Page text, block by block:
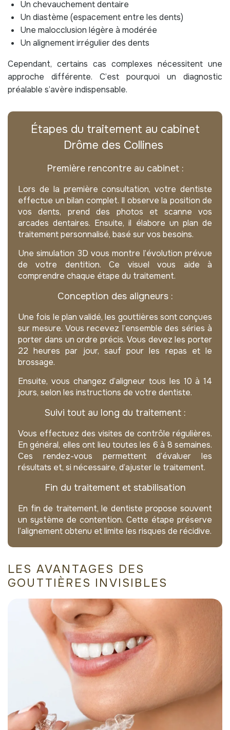
Un chevauchement dentaire
Un diastème (espacement entre les dents)
Une malocclusion légère à modérée
Un alignement irrégulier des dents
Cependant, certains cas complexes nécessitent une
approche différente. C’est pourquoi un diagnostic
préalable s’avère indispensable.
Étapes du traitement au cabinet
Drôme des Collines
Première rencontre au cabinet :
Lors de la première consultation, votre dentiste
effectue un bilan complet. Il observe la position de
vos dents, prend des photos et scanne vos
arcades dentaires. Ensuite, il élabore un plan de
traitement personnalisé, basé sur vos besoins.
Une simulation 3D vous montre l’évolution prévue
de votre dentition. Ce visuel vous aide à
comprendre chaque étape du traitement.
Conception des aligneurs :
Une fois le plan validé, les gouttières sont conçues
sur mesure. Vous recevez l’ensemble des séries à
porter dans un ordre précis. Vous devez les porter
22 heures par jour, sauf pour les repas et le
brossage.
Ensuite, vous changez d’aligneur tous les 10 à 14
jours, selon les instructions de votre dentiste.
Suivi tout au long du traitement :
Vous effectuez des visites de contrôle régulières.
En général, elles ont lieu toutes les 6 à 8 semaines.
Ces rendez-vous permettent d’évaluer les
résultats et, si nécessaire, d’ajuster le traitement.
Fin du traitement et stabilisation
En fin de traitement, le dentiste propose souvent
un système de contention. Cette étape préserve
l’alignement obtenu et limite les risques de récidive.
LES AVANTAGES DES
GOUTTIÈRES INVISIBLES